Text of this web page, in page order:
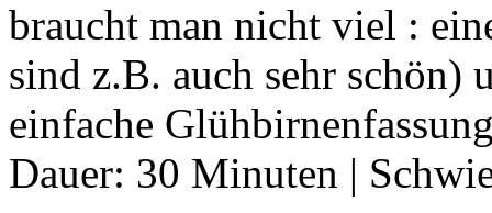
braucht man nicht viel :
sind z.B. auch sehr schön)
einfache
Dauer: 30 Minuten |